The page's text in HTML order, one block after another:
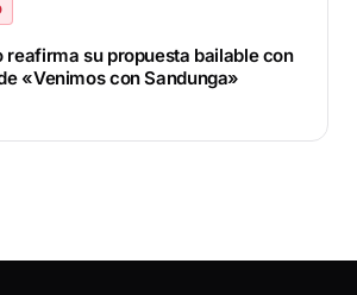
reafirma su propuesta bailable con
«Venimos con Sandunga»